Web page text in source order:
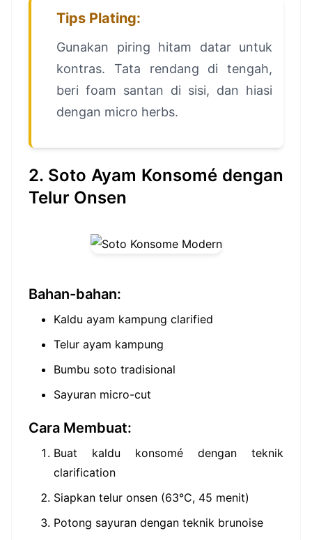
Tips Plating:
Gunakan piring hitam datar untuk
kontras. Tata rendang di tengah,
beri foam santan di sisi, dan hiasi
dengan micro herbs.
2. Soto Ayam Konsomé dengan
Telur Onsen
Bahan-bahan:
Kaldu ayam kampung clarified
Telur ayam kampung
Bumbu soto tradisional
Sayuran micro-cut
Cara Membuat:
Buat kaldu konsomé dengan teknik
clarification
Siapkan telur onsen (63°C, 45 menit)
Potong sayuran dengan teknik brunoise